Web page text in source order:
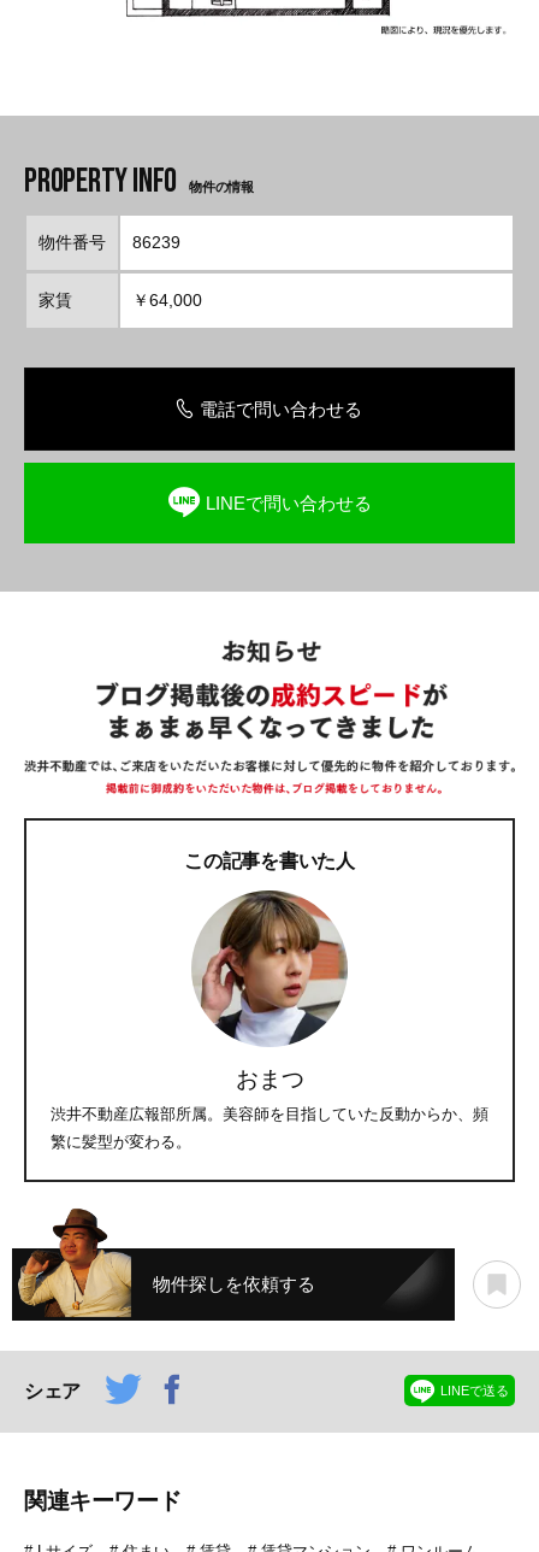
物件の情報
物件番号 86239
家賃 ￥64,000
電話で問い合わせる
LINEで問い合わせる
この記事を書いた人
おまつ
渋井不動産広報部所属。美容師を目指していた反動からか、頻
繁に髪型が変わる。
物件探しを依頼する
シェア LINEで送る
関連キーワード